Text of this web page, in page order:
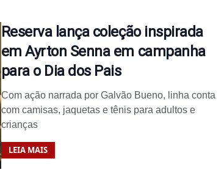
Reserva lança coleção inspirada
em Ayrton Senna em campanha
para o Dia dos Pais
Com ação narrada por Galvão Bueno, linha conta
com camisas, jaquetas e tênis para adultos e
crianças
LEIA MAIS